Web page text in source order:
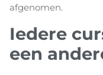
afgenomen.
Iedere
een